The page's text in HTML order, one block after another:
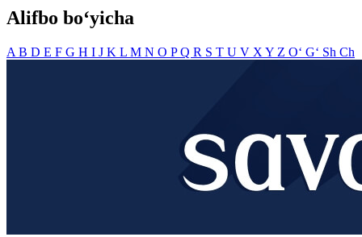
Alifbo bo‘yicha
A B D E F G H I J K L M N O PQ R S T U V X Y Z O‘ G‘ Sh Ch